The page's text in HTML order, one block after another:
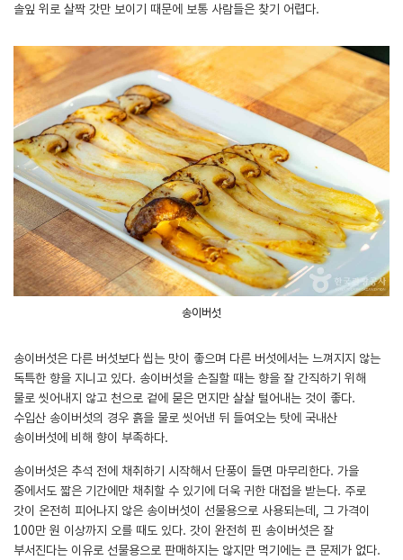
솔잎 위로 살짝 갓만 보이기 때문에 보통 사람들은 찾기 어렵다.
송이버섯
송이버섯은 다른 버섯보다 씹는 맛이 좋으며 다른 버섯에서는 느껴지지 않는
독특한 향을 지니고 있다. 송이버섯을 손질할 때는 향을 잘 간직하기 위해
물로 씻어내지 않고 천으로 겉에 묻은 먼지만 살살 털어내는 것이 좋다.
수입산 송이버섯의 경우 흙을 물로 씻어낸 뒤 들여오는 탓에 국내산
송이버섯에 비해 향이 부족하다.
송이버섯은 추석 전에 채취하기 시작해서 단풍이 들면 마무리한다. 가을
중에서도 짧은 기간에만 채취할 수 있기에 더욱 귀한 대접을 받는다. 주로
갓이 온전히 피어나지 않은 송이버섯이 선물용으로 사용되는데, 그 가격이
100만 원 이상까지 오를 때도 있다. 갓이 완전히 핀 송이버섯은 잘
부서진다는 이유로 선물용으로 판매하지는 않지만 먹기에는 큰 문제가 없다.